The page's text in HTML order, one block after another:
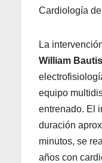
Cardiología
La
William
equipo
entrenado. El
duración
minutos, se
años con